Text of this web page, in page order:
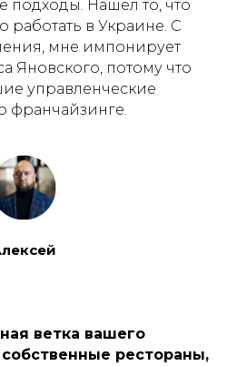
подходы. Нашел то, что
работать в Украине. С
мне импонирует
Яновского, потому что
управленческие
франчайзинге.
ветка вашего
собственные рестораны,